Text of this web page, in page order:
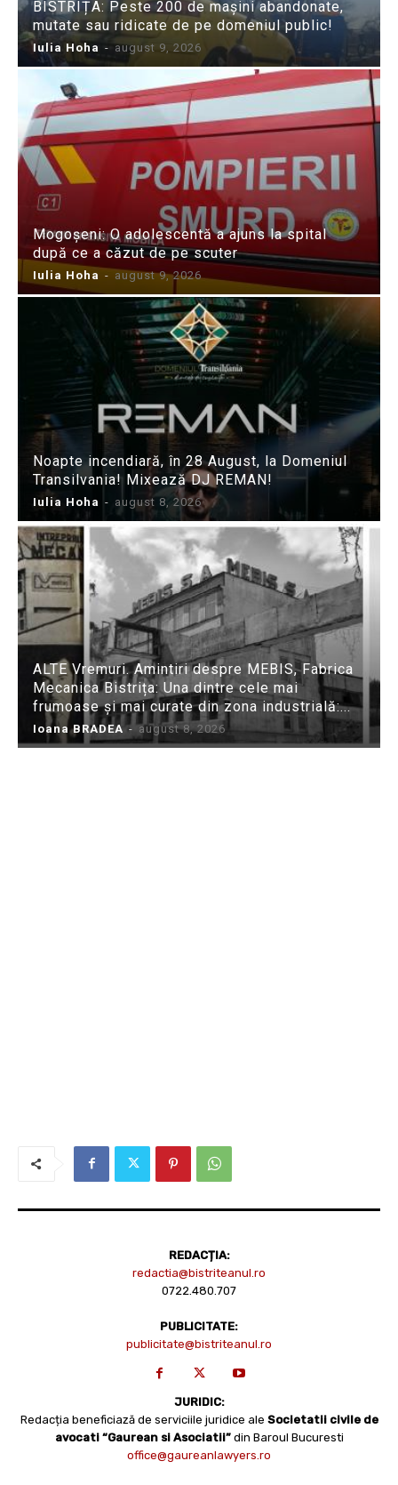
BISTRIȚA: Peste 200 de mașini abandonate,
mutate sau ridicate de pe domeniul public!
Iulia Hoha - august 9, 2026
Mogoșeni: O adolescentă a ajuns la spital
după ce a căzut de pe scuter
Iulia Hoha - august 9, 2026
Noapte incendiară, în 28 August, la Domeniul
Transilvania! Mixează DJ REMAN!
Iulia Hoha - august 8, 2026
ALTE Vremuri. Amintiri despre MEBIS, Fabrica
Mecanica Bistrița: Una dintre cele mai
frumoase și mai curate din zona industrială:...
Ioana BRADEA - august 8, 2026
REDACȚIA:
redactia@bistriteanul.ro
0722.480.707
PUBLICITATE:
publicitate@bistriteanul.ro
JURIDIC:
Redacția beneficiază de serviciile juridice ale Societatii civile de
avocati “Gaurean si Asociatii” din Baroul Bucuresti
office@gaureanlawyers.ro